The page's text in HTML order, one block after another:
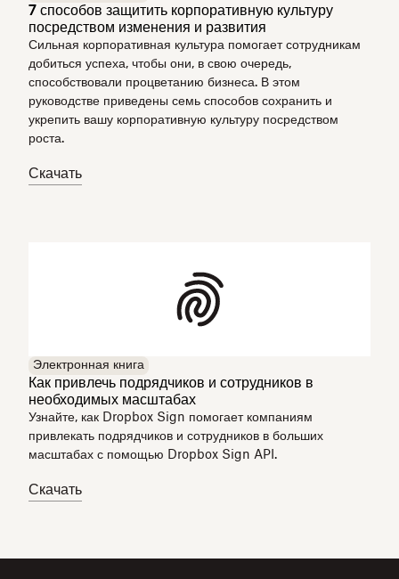
7 способов защитить корпоративную культуру
посредством изменения и развития
Сильная корпоративная культура помогает сотрудникам
добиться успеха, чтобы они, в свою очередь,
способствовали процветанию бизнеса. В этом
руководстве приведены семь способов сохранить и
укрепить вашу корпоративную культуру посредством
роста.
Скачать
Электронная книга
Как привлечь подрядчиков и сотрудников в
необходимых масштабах
Узнайте, как Dropbox Sign помогает компаниям
привлекать подрядчиков и сотрудников в больших
масштабах с помощью Dropbox Sign API.
Скачать